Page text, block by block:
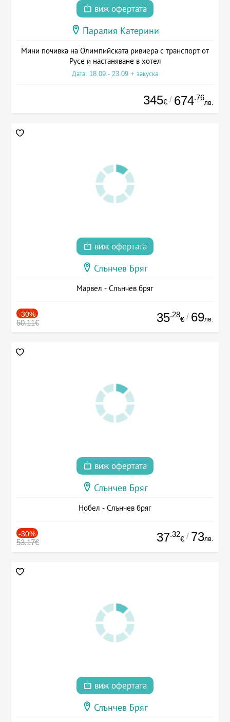
виж офертата
Паралия Катерини
Мини почивка на Олимпийската ривиера с транспорт от
Русе и настаняване в хотел
Дата: 18.09 - 23.09 + закуска
345€ / 674.76
лв.
виж офертата
Слънчев Бряг
Марвел - Слънчев бряг
-30%
50.11€ 35.28
€ / 69лв.
виж офертата
Слънчев Бряг
Нобел - Слънчев бряг
-30%
53.17€ 37.32
€ / 73лв.
виж офертата
Слънчев Бряг